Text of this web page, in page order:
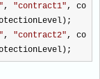
" , "contract1" , co
" , "contract2" , co